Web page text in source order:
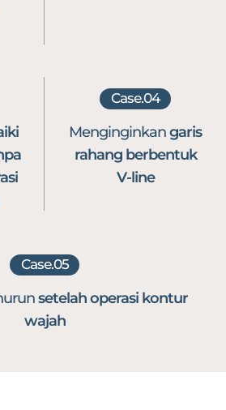
Case.04
Menginginkangaris
rahangberbentuk
V-line
Case.05
setelah operasikontur
wajah